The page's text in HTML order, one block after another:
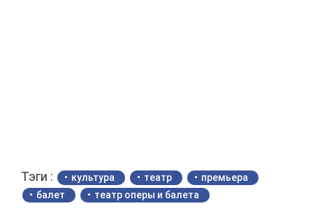
Тэги : культура театр
премьера
балет
театр оперы и балета